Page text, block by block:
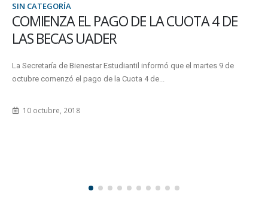
SIN CATEGORÍA
COMIENZA EL PAGO DE LA CUOTA 4 DE
LAS BECAS UADER
La Secretaría de Bienestar Estudiantil informó que el martes 9 de
octubre comenzó el pago de la Cuota 4 de...
10 octubre, 2018